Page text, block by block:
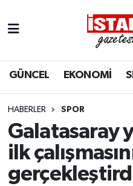
GÜNCEL EKONOMİ
HABERLER SPOR
Galatasaray
ilk
EKONOMİ
İSTANBUL
DÜNYA
SPOR
Nöbetçi Eczaneler
Hava Durumu
Trafik Durumu
Süper Lig Puan
Tüm Manşetler